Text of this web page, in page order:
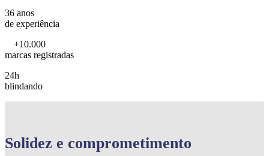
36 anos
de experiência
+10.000
marcas registradas
24h
blindando
Solidez e comprometimento